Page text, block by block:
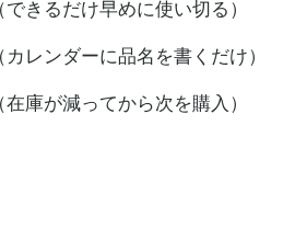
きるだけ早めに使い切る）
レンダーに品名を書くだけ）
庫が減ってから次を購入）